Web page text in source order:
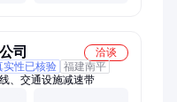
司
洽谈
实性已核验 福建南平
、交通设施减速带